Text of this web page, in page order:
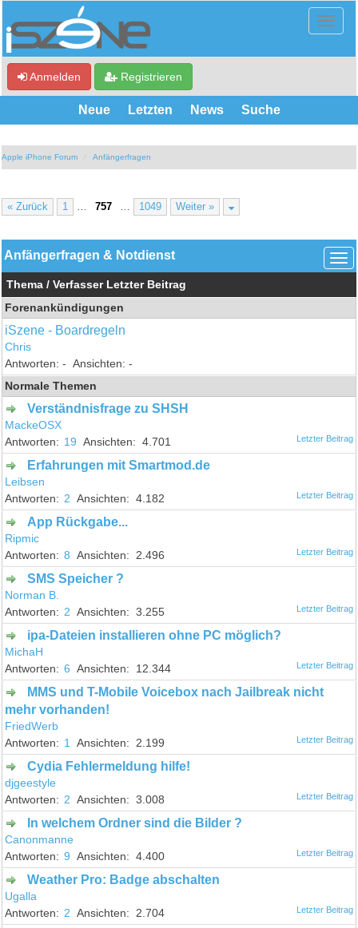
Anmelden Registrieren
Neue Letzten News Suche
Apple iPhone Forum Anfängerfragen
« Zurück 1 757 1049 Weiter »
Anfängerfragen & Notdienst
Thema /Verfasser Letzter Beitrag
Forenankündigungen
iSzene - Boardregeln
Chris
-
-
Normale Themen
Verständnisfrage zu SHSH
MackeOSX
19
4.701
Erfahrungen mit Smartmod.de
Leibsen
2
4.182
App Rückgabe...
Ripmic
8
2.496
SMS Speicher ?
Norman B.
2
3.255
ipa-Dateien installieren ohne PC möglich?
MichaH
6
12.344
MMS und T-Mobile Voicebox nach Jailbreak nicht
mehr vorhanden!
FriedWerb
1
2.199
Cydia Fehlermeldung hilfe!
djgeestyle
2
3.008
In welchem Ordner sind die Bilder ?
Canonmanne
9
4.400
Weather Pro: Badge abschalten
Ugalla
2
2.704